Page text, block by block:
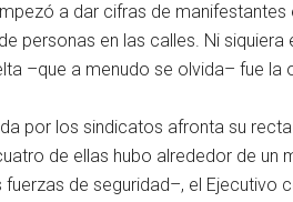
a dar cifras de manifestantes
personas en las calles. Ni siquiera
–que a menudo se olvida– fue la
por los sindicatos afronta su
de ellas hubo alrededor de un
de seguridad–, el Ejecutivo